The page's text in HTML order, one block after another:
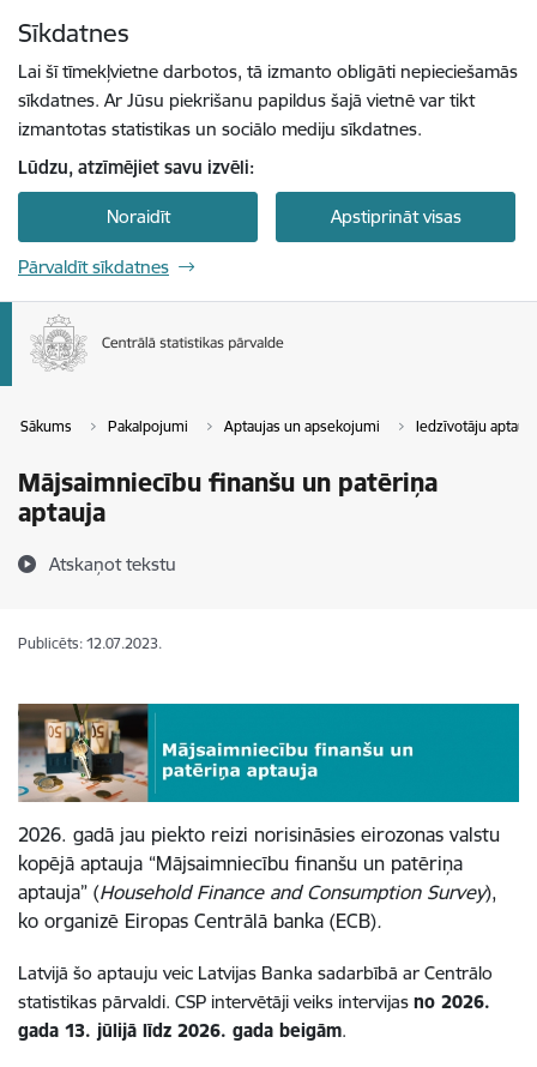
Sīkdatnes
Lai šī tīmekļvietne darbotos, tā izmanto obligāti nepieciešamās
sīkdatnes. Ar Jūsu piekrišanu papildus šajā vietnē var tikt
izmantotas statistikas un sociālo mediju sīkdatnes.
Lūdzu, atzīmējiet savu izvēli:
Noraidīt Apstiprināt visas
Pārvaldīt sīkdatnes
Sākums Pakalpojumi Aptaujas un apsekojumi Iedzīvotāju
Mājsaimniecību finanšu un patēriņa
aptauja
Atskaņot tekstu
Publicēts: 12.07.2023.
2026. gadā jau piekto reizi norisināsies eirozonas valstu
kopējā aptauja “Mājsaimniecību finanšu un patēriņa
aptauja” (Household Finance and Consumption Survey),
ko organizē Eiropas Centrālā banka (ECB).
Latvijā šo aptauju veic Latvijas Banka sadarbībā ar Centrālo
statistikas pārvaldi. CSP intervētāji veiks intervijas no 2026.
gada 13. jūlijā līdz 2026. gada beigām.